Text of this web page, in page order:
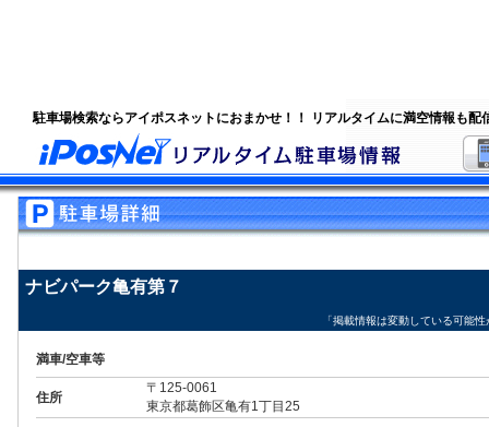
駐車場検索ならアイポスネットにおまかせ！！ リアルタイムに満空情報も配
ナビパーク亀有第７
「掲載情報は変動している可能
満車/空車等
住所
〒125-0061
東京都葛飾区亀有1丁目25